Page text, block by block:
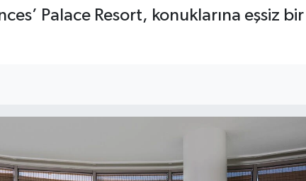
Palace Resort, konuklarına eşsiz